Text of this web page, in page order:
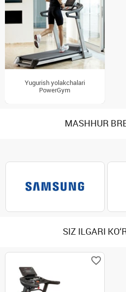
Yugurish yolakchalari
PowerGym
MASHHUR
SIZ ILGARI